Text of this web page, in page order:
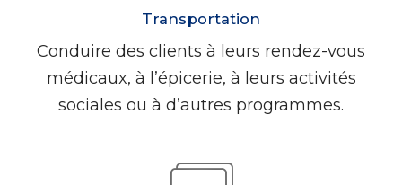
Transportation
Conduire des clients à leurs rendez-vous
médicaux, à l’épicerie, à leurs activités
sociales ou à d’autres programmes.